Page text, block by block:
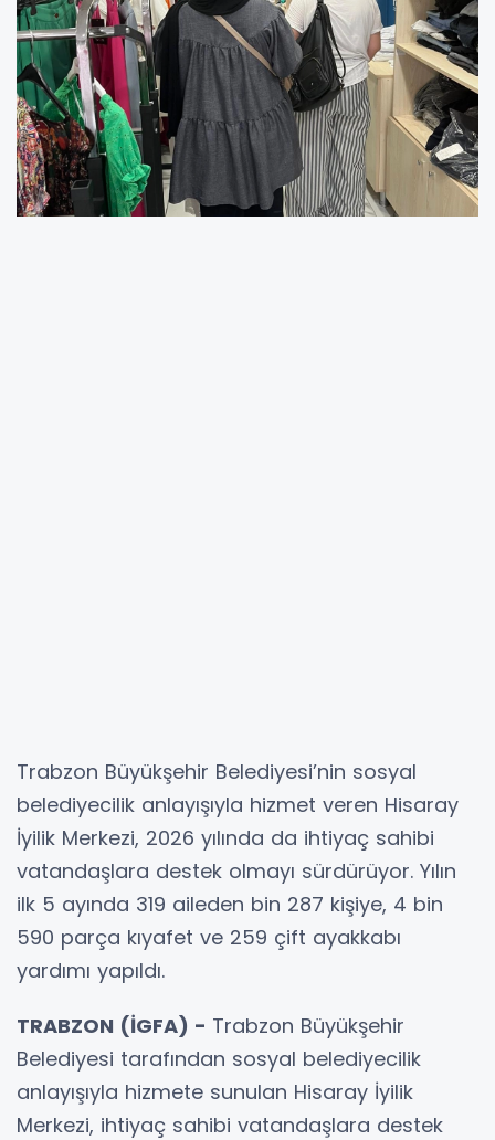
Trabzon Büyükşehir Belediyesi’nin sosyal
belediyecilik anlayışıyla hizmet veren Hisaray
İyilik Merkezi, 2026 yılında da ihtiyaç sahibi
vatandaşlara destek olmayı sürdürüyor. Yılın
ilk 5 ayında 319 aileden bin 287 kişiye, 4 bin
590 parça kıyafet ve 259 çift ayakkabı
yardımı yapıldı.
TRABZON (İGFA) - Trabzon Büyükşehir
Belediyesi tarafından sosyal belediyecilik
anlayışıyla hizmete sunulan Hisaray İyilik
Merkezi, ihtiyaç sahibi vatandaşlara destek